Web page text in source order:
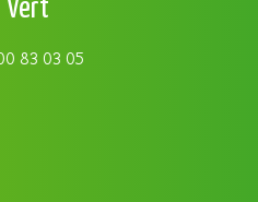
Vert
83 03 05